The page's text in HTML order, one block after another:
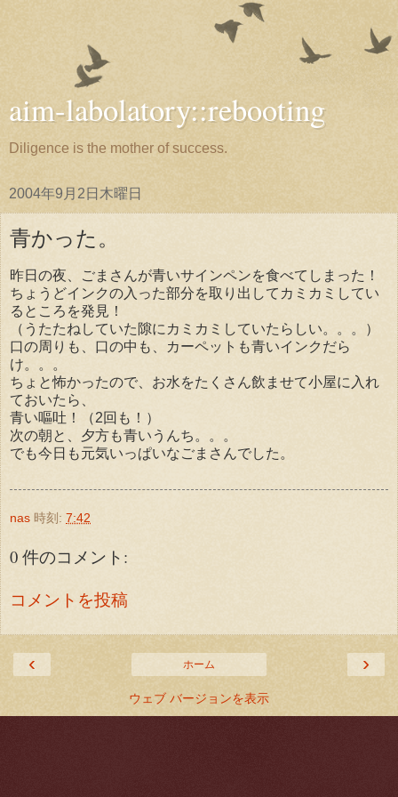
aim-labolatory::rebooting
Diligence is the mother of success.
2004年9月2日木曜日
青かった。
昨日の夜、ごまさんが青いサインペンを食べてしまった！
ちょうどインクの入った部分を取り出してカミカミしてい
るところを発見！
（うたたねしていた隙にカミカミしていたらしい。。。）
口の周りも、口の中も、カーペットも青いインクだら
け。。。
ちょと怖かったので、お水をたくさん飲ませて小屋に入れ
ておいたら、
青い嘔吐！（2回も！）
次の朝と、夕方も青いうんち。。。
でも今日も元気いっぱいなごまさんでした。
nas 時刻: 7:42
0 件のコメント:
コメントを投稿
‹ ›
ホーム
ウェブ バージョンを表示